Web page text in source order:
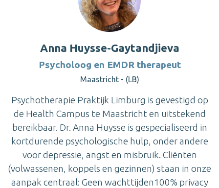
Anna Huysse-Gaytandjieva
Psycholoog en EMDR therapeut
Maastricht - (LB)
Psychotherapie Praktijk Limburg is gevestigd op
de Health Campus te Maastricht en uitstekend
bereikbaar. Dr. Anna Huysse is gespecialiseerd in
kortdurende psychologische hulp, onder andere
voor depressie, angst en misbruik. Cliënten
(volwassenen, koppels en gezinnen) staan in onze
aanpak centraal: Geen wachttijden100% privacy